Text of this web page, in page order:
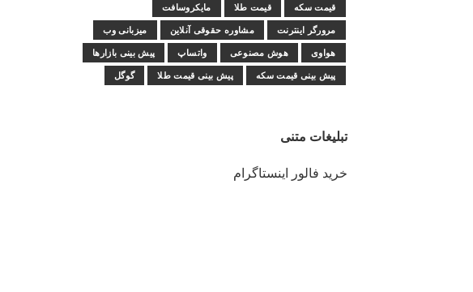
قیمت سکه قیمت طلا مایکروسافت
مرورگر اینترنت مشاوره حقوقی آنلاین میزبانی وب
هواوی هوش مصنوعی واتساپ پیش بینی بازارها
پیش بینی قیمت سکه پیش بینی قیمت طلا گوگل
تبلیغات متنی
خرید فالور اینستاگرام